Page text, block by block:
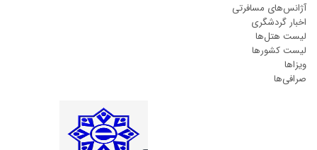
آژانس‌های مسافرتی
اخبار گردشگری
لیست هتل‌ها
لیست کشورها
ویزاها
صرافی‌ها